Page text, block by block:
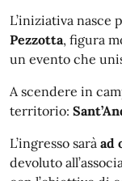
L’iniziativa
Pezzotta, figura
un evento che
A scendere in
territorio:
L’ingresso sarà ad
devoluto